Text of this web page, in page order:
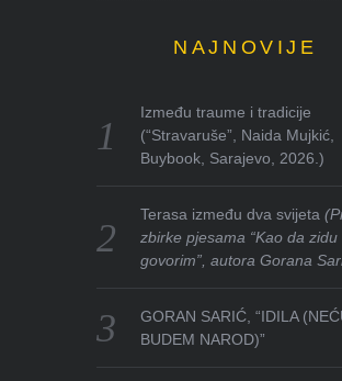
NAJNOVIJE
Između traume i tradicije
(“Stravaruše”, Naida Mujkić,
Buybook, Sarajevo, 2026.)
Terasa između dva svijeta
zbirke pjesama “Kao da zidu
govorim”, autora Gorana
GORAN SARIĆ, “IDILA
BUDEM NAROD)”